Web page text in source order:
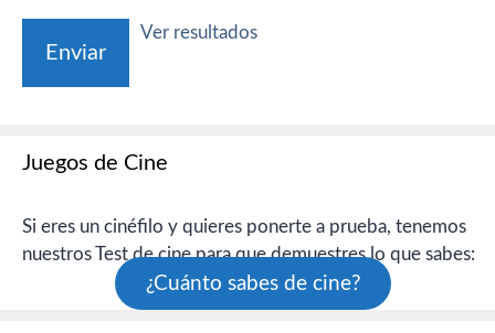
Ver resultados
Juegos de Cine
Si eres un cinéfilo y quieres ponerte a prueba, tenemos
nuestros Test de cine para que demuestres lo que sabes:
¿Cuánto sabes de cine?